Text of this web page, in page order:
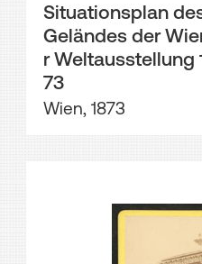
Situationsplan
Geländes der
r Weltausstellung
73
Wien, 1873